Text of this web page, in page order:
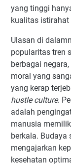
yang tinggi
kualitas istirahat
Ulasan di
popularitas tren
berbagai
moral yang
yang kerap
hustle culture.
adalah
manusia
berkala. Budaya
mengajarkan
kesehatan